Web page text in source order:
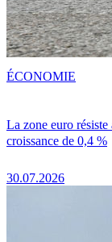
La zone euro
croissance de 0,4 %
30.07.2026
ÉCONOMIE